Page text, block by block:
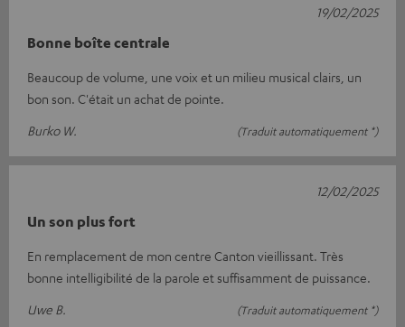
Bonne boîte centrale
Beaucoup de volume, une voix et un milieu musical clairs, un
bon son. C'était un achat de pointe.
Burko W.
(Traduit automatiquement *)
19/02/2025
Un son plus fort
En remplacement de mon centre Canton vieillissant. Très
bonne intelligibilité de la parole et suffisamment de puissance.
Uwe B.
(Traduit automatiquement *)
12/02/2025